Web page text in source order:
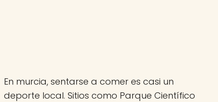
En murcia, sentarse a comer es casi un
deporte local. Sitios como Parque Científico